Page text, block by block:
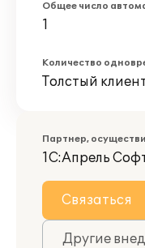
Общее число
1
Количество
Толстый
Партнер,
1С:Апрель
Связаться
Другие